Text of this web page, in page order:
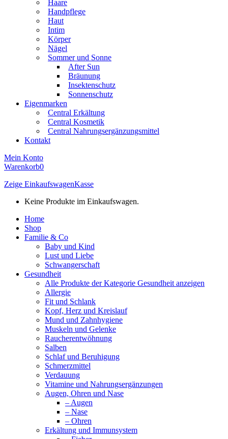
Haare
Handpflege
Haut
Intim
Körper
Nägel
Sommer und Sonne
After Sun
Bräunung
Insektenschutz
Sonnenschutz
Eigenmarken
Central Erkältung
Central Kosmetik
Central Nahrungsergänzungsmittel
Kontakt
Mein Konto
Warenkorb0
Zeige EinkaufswagenKasse
Keine Produkte im Einkaufswagen.
Home
Shop
Familie & Co
Baby und Kind
Lust und Liebe
Schwangerschaft
Gesundheit
Alle Produkte der Kategorie Gesundheit anzeigen
Allergie
Fit und Schlank
Kopf, Herz und Kreislauf
Mund und Zahnhygiene
Muskeln und Gelenke
Raucherentwöhnung
Salben
Schlaf und Beruhigung
Schmerzmittel
Verdauung
Vitamine und Nahrungsergänzungen
Augen, Ohren und Nase
– Augen
– Nase
– Ohren
Erkältung und Immunsystem